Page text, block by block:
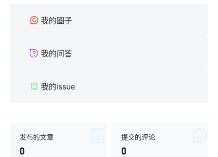
我的圈子
我的问答
我的issue
发布的文章
0
提交的评论
0